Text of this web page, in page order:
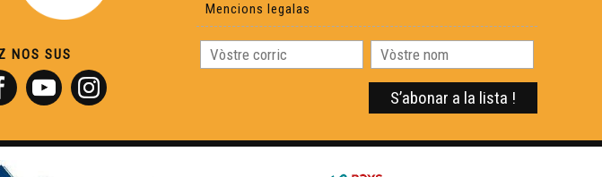
Espòrts d'Aqui - Lo volley (VOSTFR)
NOS SUS
Mencions legalas